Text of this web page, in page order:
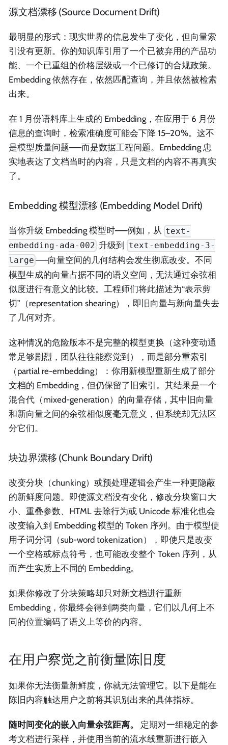
源文档漂移 (Source Document Drift)
最明显的形式：现实世界的信息发生了变化，但向量索
引没有更新。你的知识库引用了一个已被弃用的产品功
能、一个已重组的价格层级或一个已修订的合规政策。
Embedding 依然存在，依然匹配查询，并且依然被检索
出来。
在 1 月份语料库上生成的 Embedding，在应用于 6 月份
信息的查询时，检索准确度可能会下降 15–20%。这不
是模型质量问题——而是数据工程问题。Embedding 忠
实地表达了文档当时的内容，只是文档的内容不再真实
了。
Embedding 模型漂移 (Embedding Model Drift)
当你升级 Embedding 模型时——例如，从 text-
embedding-ada-002 升级到
text-embedding-3-
large ——向量空间的几何结构会发生彻底改变。不同
模型生成的向量占据不同的语义空间，无法通过余弦相
似度进行有意义的比较。工程师们将此描述为“表示剪
切”（representation shearing），即旧向量与新向量失去
了几何对齐。
这种情况的危险版本不是完整的模型更换（这种变动通
常足够剧烈，团队往往能察觉到），而是部分重索引
（partial re-embedding）：你用新模型重新生成了部分
文档的 Embedding，但仍保留了旧索引。其结果是一个
混合代（mixed-generation）的向量存储，其中旧向量
和新向量之间的余弦相似度毫无意义，但系统却无法区
分它们。
块边界漂移 (Chunk Boundary Drift)
改变分块（chunking）或预处理逻辑会产生一种更隐蔽
的新鲜度问题。即使源文档没有变化，修改分块窗口大
小、重叠参数、HTML 去除行为或 Unicode 标准化也会
改变输入到 Embedding 模型的 Token 序列。由于模型使
用子词分词（sub-word tokenization），即使只是改变
一个空格或标点符号，也可能改变整个 Token 序列，从
而产生实质上不同的 Embedding。
如果你修改了分块策略却只对新文档进行重新
Embedding，你最终会得到两类向量，它们以几何上不
同的位置编码了语义上等价的内容。
在用户察觉之前衡量陈旧度
如果你无法衡量新鲜度，你就无法管理它。以下是能在
陈旧内容触达用户之前将其识别出来的具体指标。
随时间变化的嵌入向量余弦距离。
定期对一组稳定的参
考文档进行采样，并使用当前的流水线重新进行嵌入